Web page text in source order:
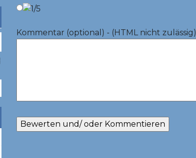
Kommentar (optional) - (HTML nicht zulässig)